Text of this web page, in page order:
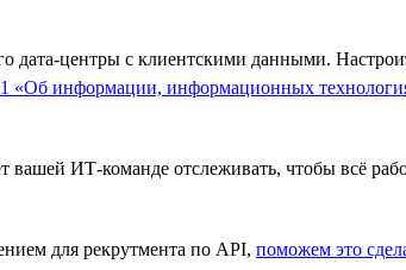
дата-центры с клиентскими данными.
«Об информации, информационных
ИТ-команде отслеживать, чтобы всё
для рекрутмента по API, поможем это